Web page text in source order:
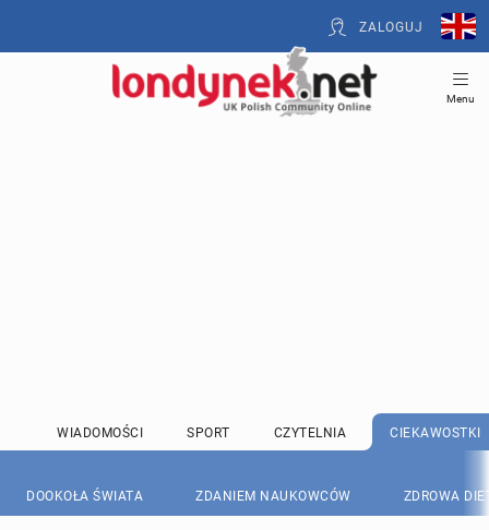
ZALOGUJ
Menu
WIADOMOŚCI SPORT CZYTELNIA CIEKAWOSTKI
DOOKOŁA ŚWIATA ZDANIEM NAUKOWCÓW ZDROWA